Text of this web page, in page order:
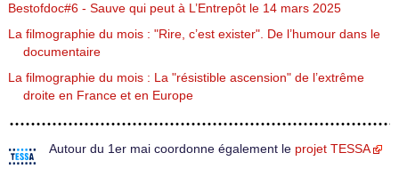
Bestofdoc#6 - Sauve qui peut à L’Entrepôt le 14 mars 2025
La filmographie du mois : "Rire, c’est exister". De l’humour dans le
documentaire
La filmographie du mois : La "résistible ascension" de l’extrême
droite en France et en Europe
Autour du 1er mai coordonne également le projet TESSA